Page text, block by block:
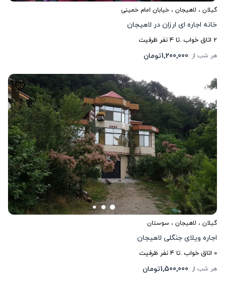
گیلان ، لاهیجان ، خیابان امام خمینی
خانه اجاره ای ارزان در لاهیجان
2 اتاق خواب .تا4نفر ظرفیت
هر شب از :1,200,000تومان
گیلان ، لاهیجان ، سوستان
اجاره ویلای جنگلی لاهیجان
0 اتاق خواب .تا4نفر ظرفیت
هر شب از :1,500,000تومان